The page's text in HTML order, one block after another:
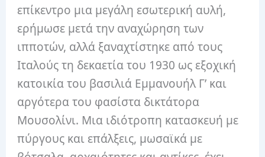
επίκεντρο μια μεγάλη εσωτερική αυλή,
ερήμωσε μετά την αναχώρηση των
ιπποτών, αλλά ξαναχτίστηκε από τους
Ιταλούς τη δεκαετία του 1930 ως εξοχική
κατοικία του βασιλιά Εμμανουήλ Γ’ και
αργότερα του φασίστα δικτάτορα
Μουσολίνι. Μια ιδιότροπη κατασκευή με
πύργους και επάλξεις, μωσαϊκά με